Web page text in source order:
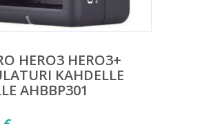
HERO3 HERO3+
KAHDELLE
AHBBP301